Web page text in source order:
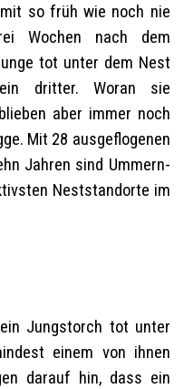
so früh wie noch nie
Wochen nach dem
tot unter dem Nest
dritter. Woran sie
aber immer noch
Mit 28 ausgeflogenen
Jahren sind Ummern-
Neststandorte im
Jungstorch tot unter
einem von ihnen
darauf hin, dass ein